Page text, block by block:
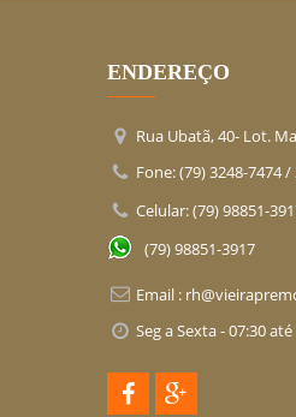
ENDEREÇO
Rua Ubatã, 40- Lot.
Fone: (79) 3248-7474 /
Celular: (79) 98851-
(79) 98851-3917
Email :
Seg a Sexta - 07:30